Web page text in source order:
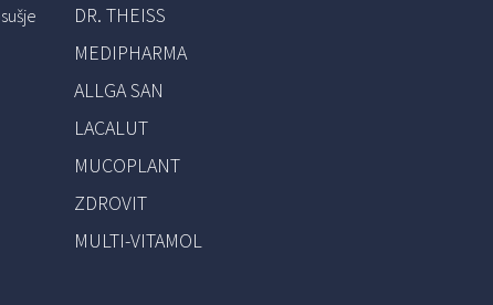
DR. THEISS
MEDIPHARMA
ALLGA SAN
LACALUT
MUCOPLANT
ZDROVIT
MULTI-VITAMOL